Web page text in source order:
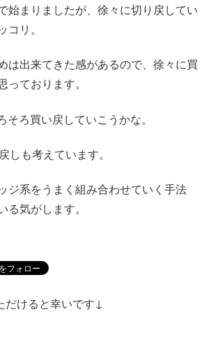
始まりましたが、徐々に切り戻してい
コリ。
は出来てきた感があるので、徐々に買
ております。
ろ買い戻していこうかな。
しも考えています。
ジ系をうまく組み合わせていく手法
気がします。
だけると幸いです↓